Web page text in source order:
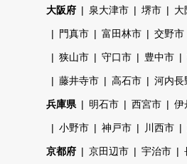
大阪府 泉大津市 堺市 大
門真市 富田林市 交野市
狭山市 守口市 豊中市
藤井寺市 高石市 河内長
兵庫県 明石市 西宮市 伊
小野市 神戸市 川西市
京都府 京田辺市 宇治市